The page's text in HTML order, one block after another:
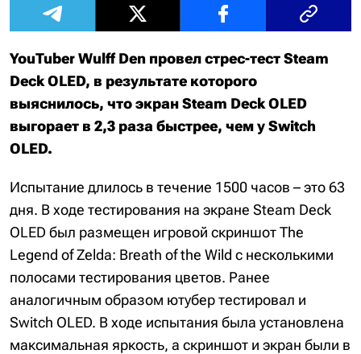
YouTuber Wulff Den провел стрес-тест Steam
Deck OLED, в результате которого
выяснилось, что экран Steam Deck OLED
выгорает в 2,3 раза быстрее, чем у Switch
OLED.
Испытание длилось в течение 1500 часов – это 63
дня. В ходе тестирования на экране Steam Deck
OLED был размещен игровой скриншот The
Legend of Zelda: Breath of the Wild с несколькими
полосами тестирования цветов. Ранее
аналогичным образом ютубер тестировал и
Switch OLED. В ходе испытания была установлена
максимальная яркость, а скриншот и экран были в